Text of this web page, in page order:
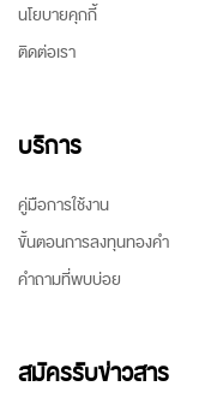
นโยบายคุกกี้
ติดต่อเรา
บริการ
คู่มือการใช้งาน
ขั้นตอนการลงทุนทองคำ
คำถามที่พบบ่อย
สมัครรับข่าวสาร